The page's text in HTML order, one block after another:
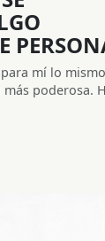
mí lo
poderosa.